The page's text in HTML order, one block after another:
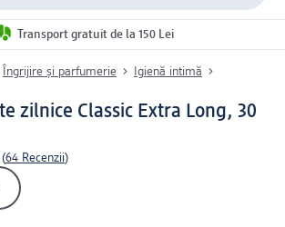
Transport gratuit de la 150 Lei
Îngrijire și parfumerie
Igienă intimă
zilnice Classic Extra Long, 30
(64 Recenzii)